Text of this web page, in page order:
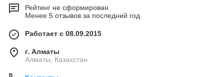
Рейтинг не сформирован
Менее 5 отзывов за последний год
Работает с 08.09.2015
г. Алматы
Алматы, Казахстан